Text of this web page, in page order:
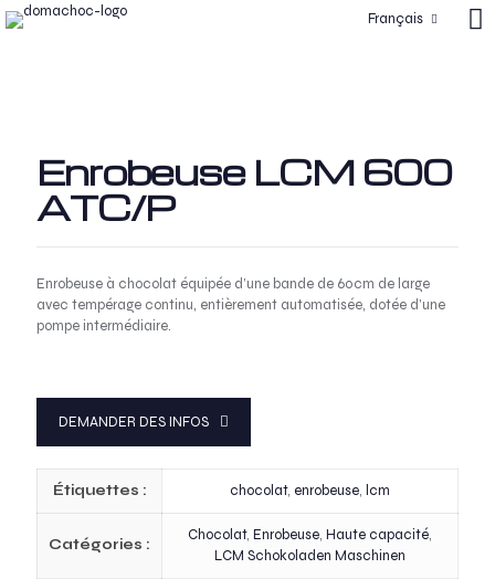
Français
Enrobeuse LCM 600
ATC/P
Enrobeuse à chocolat équipée d’une bande de 60cm de large
avec tempérage continu, entièrement automatisée, dotée d’une
pompe intermédiaire.
DEMANDER DES INFOS
Étiquettes : chocolat, enrobeuse, lcm
Catégories :
Chocolat, Enrobeuse, Haute capacité,
LCM Schokoladen Maschinen